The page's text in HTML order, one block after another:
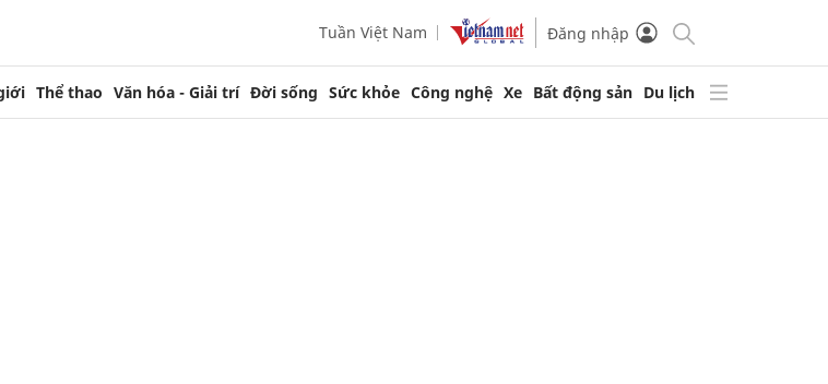
Tuần Việt Nam Đăng nhập
Thể thao Văn hóa - Giải trí Đời sống Sức khỏe Công nghệ Xe Bất động sản Du lịch